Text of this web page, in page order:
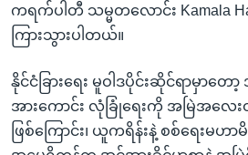
ကရက်ပါတီ သမ္မတလောင်း Kamala
ကြားသွားပါတယ်။
နိုင်ငံခြားရေး မူဝါဒပိုင်းဆိုင်ရာမှာတ
အားကောင်း လုံခြုံရေးကို အမြဲအလေး
ဖြစ်ကြောင်း၊ ယူကရိန်းနဲ့ စစ်ရေး